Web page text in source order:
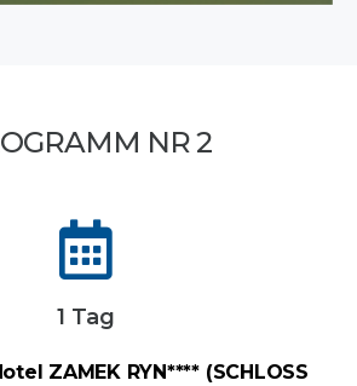
NR 2
1 Tag
ZAMEK RYN**** (SCHLOSS